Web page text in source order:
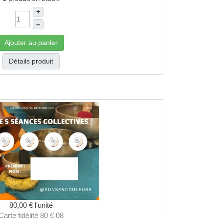
+
–
Ajouter au panier
Détails produit
80,00 € l'unité
fidélité 80 € 08